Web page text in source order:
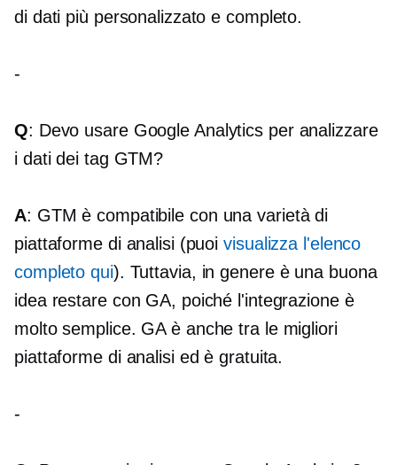
di dati più personalizzato e completo.
-
Q: Devo usare Google Analytics per analizzare
i dati dei tag GTM?
A: GTM è compatibile con una varietà di
piattaforme di analisi (puoivisualizza l'elenco
completo qui). Tuttavia, in genere è una buona
idea restare con GA, poiché l'integrazione è
molto semplice. GA è anche tra le migliori
piattaforme di analisi ed è gratuita.
-